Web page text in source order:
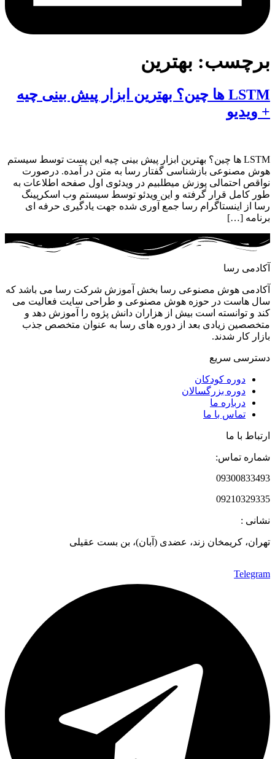
برچسب: بهترین
LSTM ها چین؟ بهترین ابزار پیش بینی چیه
+ ویدیو
LSTM ها چین؟ بهترین ابزار پیش بینی چیه این پست توسط سیستم
هوش مصنوعی بازشناسی گفتار رسا به متن در آمده. درصورت
نواقص احتمالی پوزش میطلبیم در ویدئوی اول صفحه اطلاعات به
طور کامل قرار گرفته و این ویدئو توسط سیستم وب اسکرپینگ
رسا از اینستاگرام رسا جمع آوری شده جهت یادگیری حرفه ای
برنامه […]
آکادمی رسا
آکادمی هوش مصنوعی رسا بخش آموزش شرکت رسا می باشد که
سال هاست در حوزه هوش مصنوعی و طراحی سایت فعالیت می
کند و توانسته است بیش از هزاران دانش پژوه را آموزش دهد و
متخصصین زیادی بعد از دوره های رسا به عنوان متخصص جذب
بازار کار شدند.
دسترسی سریع
دوره‌ کودکان
دوره‌ بزرگسالان
درباره ما
تماس با ما
ارتباط با ما
شماره تماس:
09300833493
09210329335
نشانی :
تهران، کریمخان زند، عضدی (آبان)، بن بست عقیلی
Telegram